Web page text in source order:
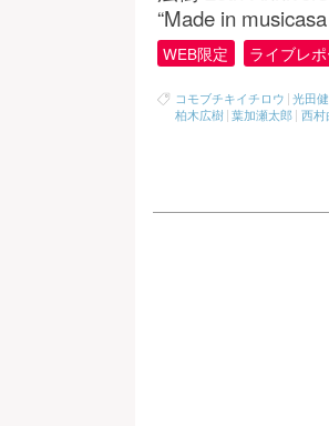
“Made in
WEB限定 ライブレポ
コモブチキイチロウ |光田
柏木広樹 |葉加瀬太郎| 西村